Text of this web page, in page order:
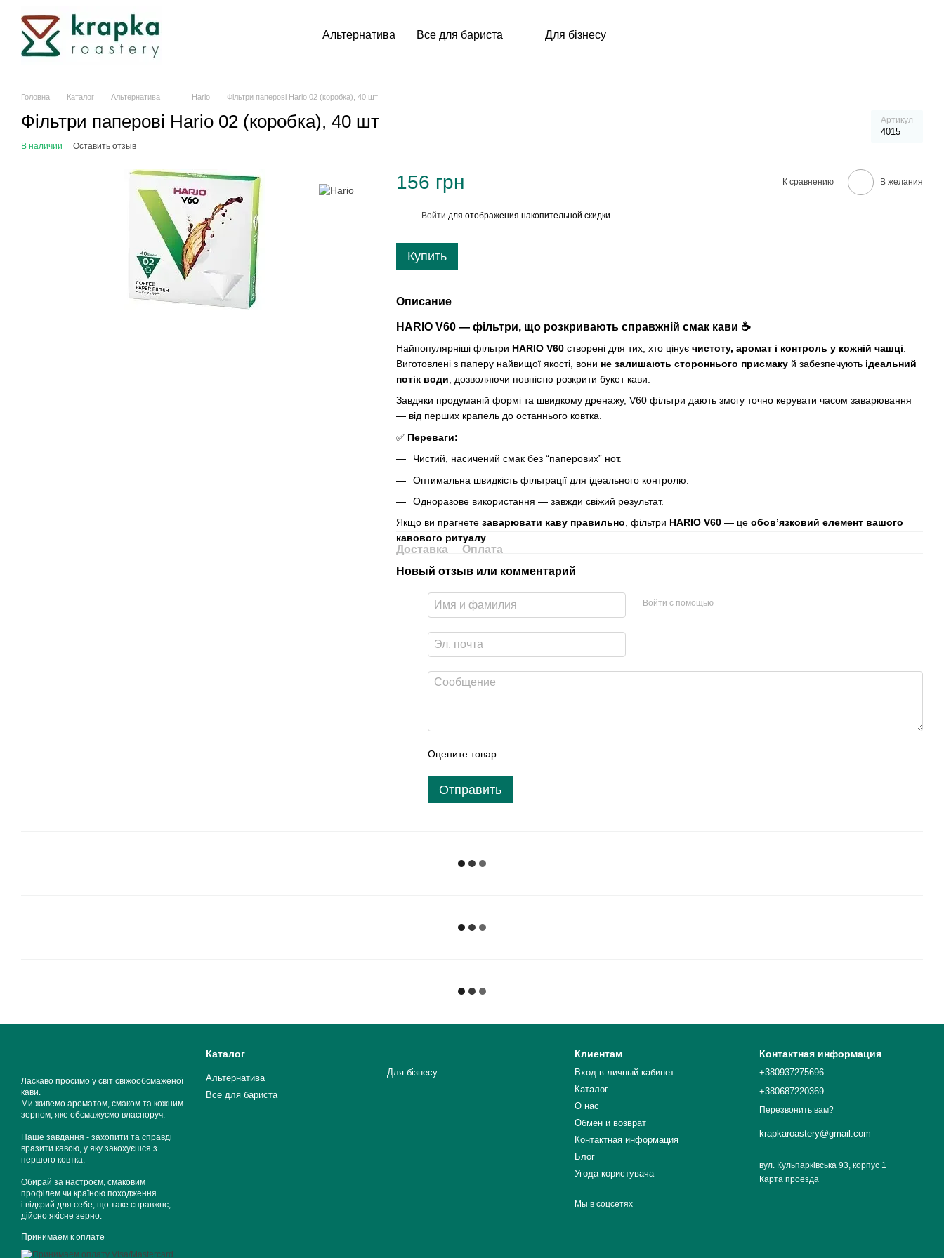
Перейти к основному контенту
Альтернатива Все для бариста Для бізнесу
Головна Каталог Альтернатива Hario Фільтри паперові Hario 02 (коробка), 40 шт
Фільтри паперові Hario 02 (коробка), 40 шт Артикул
4015
В наличии Оставить отзыв
156 грн К сравнению В желания
Войти для отображения накопительной скидки
Купить
Описание
HARIO V60 — фільтри, що розкривають справжній смак кави ☕
Найпопулярніші фільтри HARIO V60створені для тих, хто цінує чистоту, аромат і контроль у кожній чашці
Виготовлені з паперу найвищої якості, вони не залишають стороннього присмакуй забезпечують ідеальний
потік води , дозволяючи повністю розкрити букет кави.
Завдяки продуманій формі та швидкому дренажу, V60 фільтри дають змогу точно керувати часом заварювання
— від перших крапель до останнього ковтка.
✅ Переваги:
Чистий, насичений смак без “паперових” нот.
Оптимальна швидкість фільтрації для ідеального контролю.
Одноразове використання — завжди свіжий результат.
Якщо ви прагнете заварювати каву правильно, фільтри HARIO V60— це обов’язковий елемент вашого
кавового ритуалу.
Доставка
Оплата
Новый отзыв или комментарий
Войти с помощью
Оцените товар
Отправить
Ласкаво просимо у світ свіжообсмаженої
кави.
Ми живемо ароматом, смаком та кожним
зерном, яке обсмажуємо власноруч.
Наше завдання - захопити та справді
вразити кавою, у яку закохуєшся з
першого ковтка.
Обирай за настроєм, смаковим
профілем чи країною походження
і відкрий для себе, що таке справжнє,
дійсно якісне зерно.
Принимаем к оплате
Каталог
Альтернатива
Все для бариста
Для бізнесу
Клиентам
Вход в личный кабинет
Каталог
О нас
Обмен и возврат
Контактная информация
Блог
Угода користувача
Мы в соцсетях
Контактная информация
+380937275696
+380687220369
Перезвонить вам?
krapkaroastery@gmail.com
вул. Кульпарківська 93, корпус 1
Карта проезда